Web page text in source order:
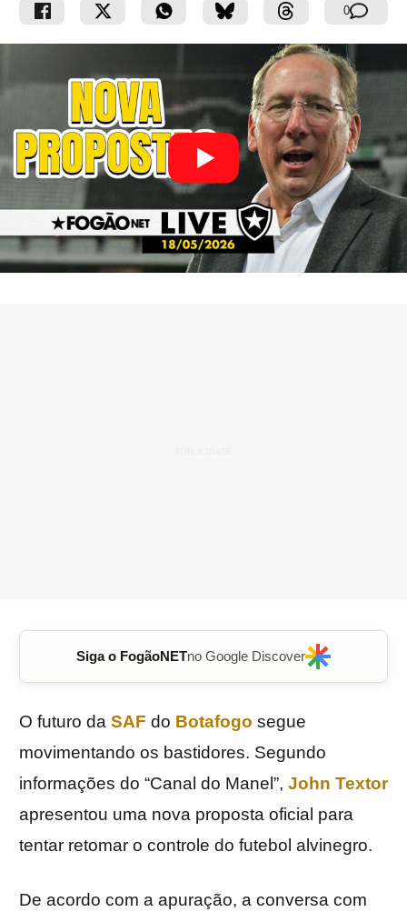
0
Siga o FogãoNETno Google Discover
O futuro da SAF do Botafogo segue
movimentando os bastidores. Segundo
informações do “Canal do Manel”, John Textor
apresentou uma nova proposta oficial para
tentar retomar o controle do futebol alvinegro.
De acordo com a apuração, a conversa com